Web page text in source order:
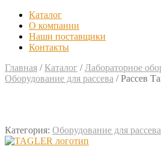
Каталог
О компании
Наши поставщики
Контакты
Главная / Каталог /Лабораторное
Оборудование для рассева /Рассев
Категория: Оборудование для рассева